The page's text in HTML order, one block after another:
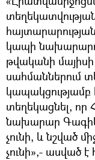
կապի
թվականի մայիսի
սահմաններում
կապակցությամբ
տեղեկացնել,
նախարար
չունի, և նշված
չունի»,- ասված է